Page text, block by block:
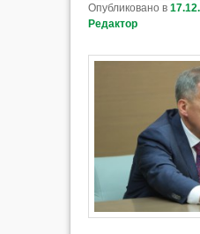
Опубликовано в
Редактор